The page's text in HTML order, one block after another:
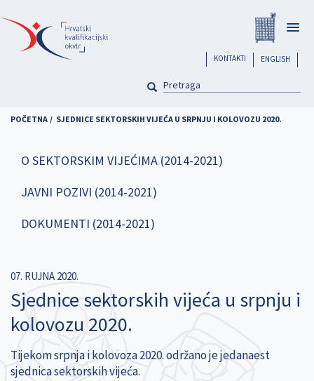
na
glavni
sadržaj
ENGLISH
header
KONTAKTI
PRETRAGA
POČETNA SJEDNICE SEKTORSKIH VIJEĆA U SRPNJU I KOLOVOZU 2020.
O SEKTORSKIM VIJEĆIMA (2014-2021)
JAVNI POZIVI (2014-2021)
DOKUMENTI (2014-2021)
07. RUJNA 2020.
Sjednice sektorskih vijeća u srpnju i
kolovozu 2020.
Tijekom srpnja i kolovoza 2020. održano je jedanaest
sjednica sektorskih vijeća.